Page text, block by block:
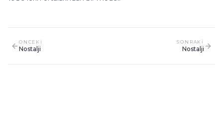
ONCEKI
Nostalji
SONRAKI
Nostalji